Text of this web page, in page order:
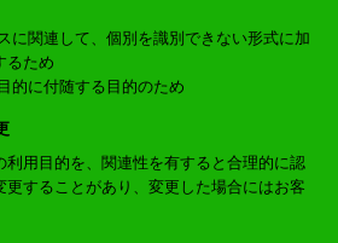
に関連して、個別を識別できない形式に加
るため
的に付随する目的のため
利用目的を、関連性を有すると合理的に認
することがあり、変更した場合にはお客